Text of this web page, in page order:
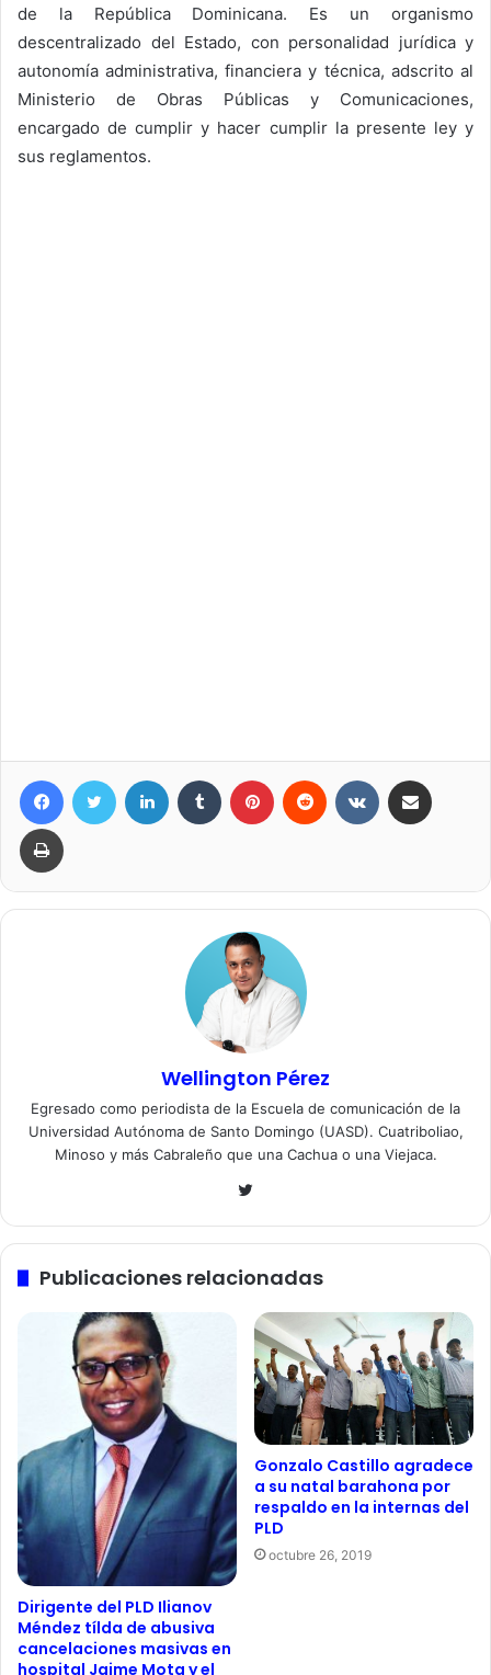
de la República Dominicana. Es un organismo
descentralizado del Estado, con personalidad jurídica y
autonomía administrativa, financiera y técnica, adscrito al
Ministerio de Obras Públicas y Comunicaciones,
encargado de cumplir y hacer cumplir la presente ley y
sus reglamentos.
FacebookTwitter LinkedIn Tumblr Pinterest Reddit VKontakte
Imprimir
Wellington Pérez
Egresado como periodista de la Escuela de comunicación de la
Universidad Autónoma de Santo Domingo (UASD). Cuatriboliao,
Minoso y más Cabraleño que una Cachua o una Viejaca.
Twitter
Publicaciones relacionadas
Dirigente del PLD Ilianov
Méndez tílda de abusiva
cancelaciones masivas en
hospital Jaime Mota y el
Gonzalo Castillo agradece
a su natal barahona por
respaldo en la internas del
PLD
octubre 26, 2019